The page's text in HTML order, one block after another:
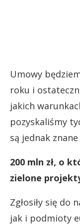
Umowy
roku i
jakich
pozyskaliśmy
są jednak
200 mln zł, o
zielone
Zgłosiły się do
jak i podmioty